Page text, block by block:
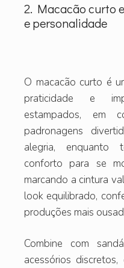
2. Macacão curto
e personalidade
O macacão curto é
praticidade e
estampados, em
padronagens
alegria, enquanto
conforto para se
marcando a cintura
look equilibrado,
produções mais
Combine com
acessórios